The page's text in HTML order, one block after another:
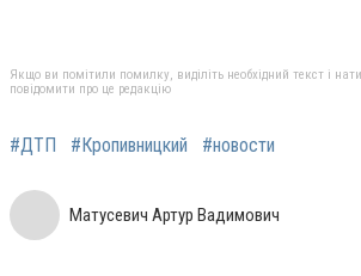
Якщо ви помітили помилку, виділіть необхідний текст і
повідомити про це редакцію
#ДТП #Кропивницкий #новости
Матусевич Артур Вадимович